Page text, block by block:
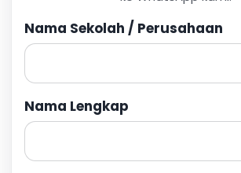
Nama Sekolah / Perusahaan
Nama Lengkap